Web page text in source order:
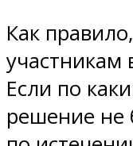
Как
участникам
Если по
решение не